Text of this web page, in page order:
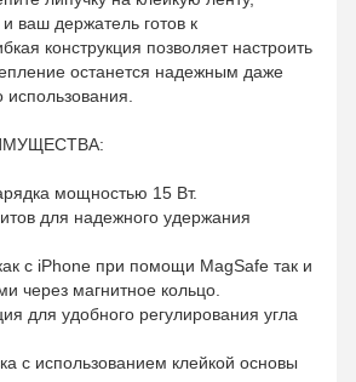
ваш держатель готов к
конструкция позволяет настроить
останется надежным даже
использования.
мощностью 15 Вт.
для надежного удержания
с iPhone при помощи MagSafe так и
через магнитное кольцо.
для удобного регулирования угла
с использованием клейкой основы